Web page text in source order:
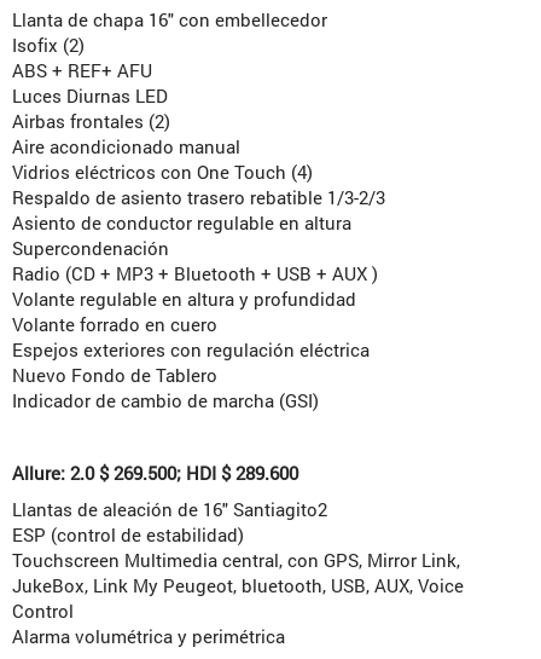
Llanta de chapa 16″ con embellecedor
Isofix (2)
ABS + REF+ AFU
Luces Diurnas LED
Airbas frontales (2)
Aire acondicionado manual
Vidrios eléctricos con One Touch (4)
Respaldo de asiento trasero rebatible 1/3-2/3
Asiento de conductor regulable en altura
Supercondenación
Radio (CD + MP3 + Bluetooth + USB + AUX )
Volante regulable en altura y profundidad
Volante forrado en cuero
Espejos exteriores con regulación eléctrica
Nuevo Fondo de Tablero
Indicador de cambio de marcha (GSI)
Allure: 2.0 $ 269.500; HDI $ 289.600
Llantas de aleación de 16″ Santiagito2
ESP (control de estabilidad)
Touchscreen Multimedia central, con GPS, Mirror Link,
JukeBox, Link My Peugeot, bluetooth, USB, AUX, Voice
Control
Alarma volumétrica y perimétrica